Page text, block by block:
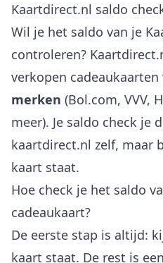
Kaartdirect.nl saldo
Wil je het saldo van je
controleren?
verkopen cadeaukaarten
merken (Bol.com, VVV,
meer). Je saldo check je
kaartdirect.nl zelf, maar
kaart staat.
Hoe check je het saldo
cadeaukaart?
De eerste stap is altijd:
kaart staat. De rest is